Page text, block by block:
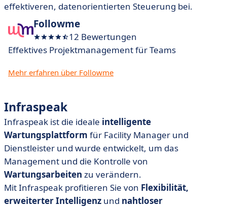
effektiveren, datenorientierten Steuerung bei.
Followme
12 Bewertungen
Effektives Projektmanagement für Teams
Mehr erfahren über Followme
Infraspeak
Infraspeak ist die ideale intelligente
Wartungsplattform für Facility Manager und
Dienstleister und wurde entwickelt, um das
Management und die Kontrolle von
Wartungsarbeiten zu verändern.
Mit Infraspeak profitieren Sie von Flexibilität,
erweiterter Intelligenz und nahtloser